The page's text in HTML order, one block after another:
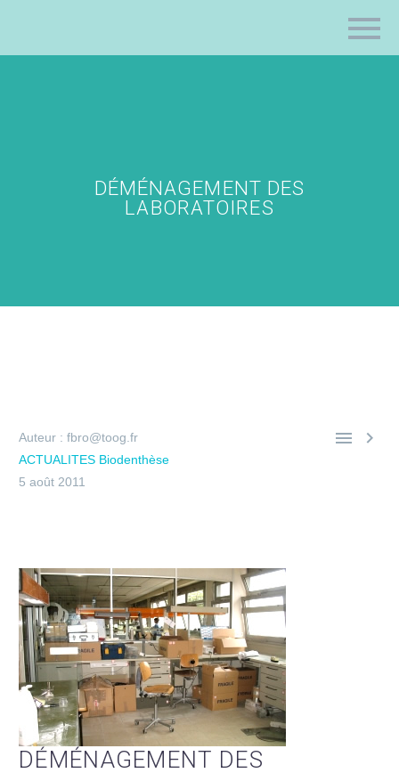
DÉMÉNAGEMENT DES
LABORATOIRES
 
Auteur : fbro@toog.fr
ACTUALITES Biodenthèse
5 août 2011
DÉMÉNAGEMENT DES